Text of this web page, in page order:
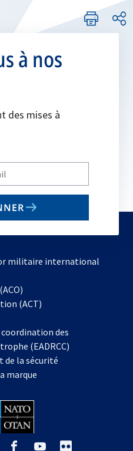
à nos
des mises à
militaire international
dans
nouvel
onglet
(ACT)
des
(EADRCC)
de la sécurité
marque
s’ouvres’ouvres’ouvre